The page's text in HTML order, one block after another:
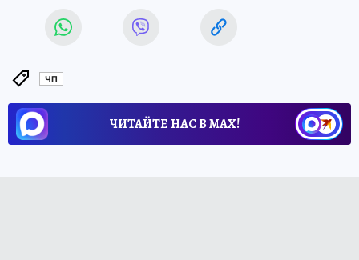
ЧП
ЧИТАЙТЕ НАС В МАХ!